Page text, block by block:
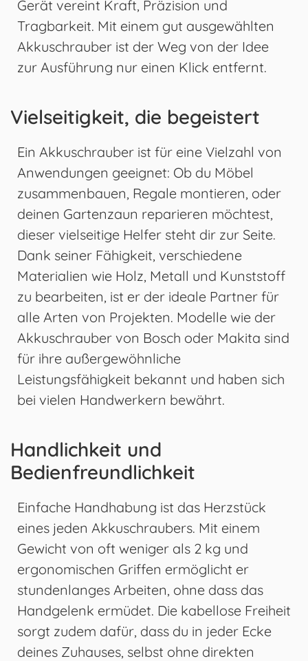
Gerät vereint Kraft, Präzision und
Tragbarkeit. Mit einem gut ausgewählten
Akkuschrauber ist der Weg von der Idee
zur Ausführung nur einen Klick entfernt.
Vielseitigkeit, die begeistert
Ein Akkuschrauber ist für eine Vielzahl von
Anwendungen geeignet: Ob du Möbel
zusammenbauen, Regale montieren, oder
deinen Gartenzaun reparieren möchtest,
dieser vielseitige Helfer steht dir zur Seite.
Dank seiner Fähigkeit, verschiedene
Materialien wie Holz, Metall und Kunststoff
zu bearbeiten, ist er der ideale Partner für
alle Arten von Projekten. Modelle wie der
Akkuschrauber von Bosch oder Makita sind
für ihre außergewöhnliche
Leistungsfähigkeit bekannt und haben sich
bei vielen Handwerkern bewährt.
Handlichkeit und
Bedienfreundlichkeit
Einfache Handhabung ist das Herzstück
eines jeden Akkuschraubers. Mit einem
Gewicht von oft weniger als 2 kg und
ergonomischen Griffen ermöglicht er
stundenlanges Arbeiten, ohne dass das
Handgelenk ermüdet. Die kabellose Freiheit
sorgt zudem dafür, dass du in jeder Ecke
deines Zuhauses, selbst ohne direkten